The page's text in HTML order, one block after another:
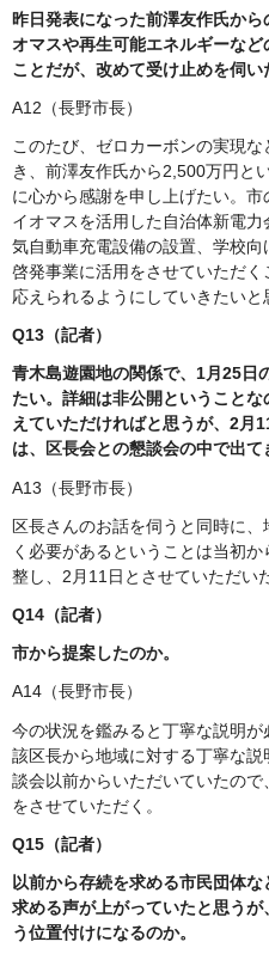
昨日発表になった前澤友作氏か
オマスや再生可能エネルギーな
ことだが、改めて受け止めを伺い
A12（長野市長）
このたび、ゼロカーボンの実現
き、前澤友作氏から2,500万円と
に心から感謝を申し上げたい。
イオマスを活用した自治体新電
気自動車充電設備の設置、学校
啓発事業に活用をさせていただ
応えられるようにしていきたいと
Q13（記者）
青木島遊園地の関係で、1月25日
たい。詳細は非公開ということ
えていただければと思うが、2月
は、区長会との懇談会の中で出て
A13（長野市長）
区長さんのお話を伺うと同時に
く必要があるということは当初
整し、2月11日とさせていただい
Q14（記者）
市から提案したのか。
A14（長野市長）
今の状況を鑑みると丁寧な説明
該区長から地域に対する丁寧な
談会以前からいただいていたの
をさせていただく。
Q15（記者）
以前から存続を求める市民団体
求める声が上がっていたと思う
う位置付けになるのか。